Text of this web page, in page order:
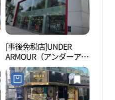
[事後免税店]UNDER
ARMOUR（アンダーアー
マー）(언더아머 압구정
점)